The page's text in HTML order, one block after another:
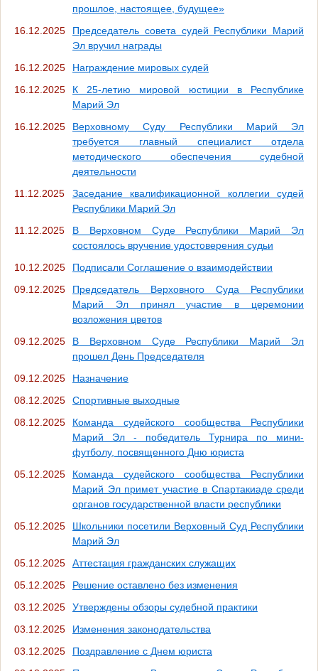
прошлое, настоящее, будущее»
16.12.2025
Председатель совета судей Республики Марий
Эл вручил награды
16.12.2025
Награждение мировых судей
16.12.2025
К 25-летию мировой юстиции в Республике
Марий Эл
16.12.2025
Верховному Суду Республики Марий Эл
требуется главный специалист отдела
методического обеспечения судебной
деятельности
11.12.2025
Заседание квалификационной коллегии судей
Республики Марий Эл
11.12.2025
В Верховном Суде Республики Марий Эл
состоялось вручение удостоверения судьи
10.12.2025
Подписали Соглашение о взаимодействии
09.12.2025
Председатель Верховного Суда Республики
Марий Эл принял участие в церемонии
возложения цветов
09.12.2025
В Верховном Суде Республики Марий Эл
прошел День Председателя
09.12.2025
Назначение
08.12.2025
Спортивные выходные
08.12.2025
Команда судейского сообщества Республики
Марий Эл - победитель Турнира по мини-
футболу, посвященного Дню юриста
05.12.2025
Команда судейского сообщества Республики
Марий Эл примет участие в Спартакиаде среди
органов государственной власти республики
05.12.2025
Школьники посетили Верховный Суд Республики
Марий Эл
05.12.2025
Аттестация гражданских служащих
05.12.2025
Решение оставлено без изменения
03.12.2025
Утверждены обзоры судебной практики
03.12.2025
Изменения законодательства
03.12.2025
Поздравление с Днем юриста